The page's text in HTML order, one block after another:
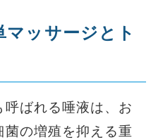
マッサージとト
呼ばれる唾液は、お
の増殖を抑える重